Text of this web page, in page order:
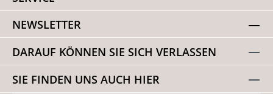
NEWSLETTER
DARAUF KÖNNEN SIE SICH VERLASSEN
SIE FINDEN UNS AUCH HIER